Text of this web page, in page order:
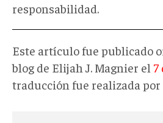
responsabilidad.
Este artículo fue publicado
blog de Elijah J. Magnier el 7
traducción fue realizada por